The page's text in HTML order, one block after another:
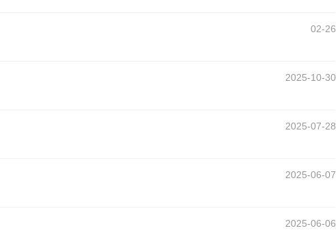
02-26
2025-10-30
2025-07-28
2025-06-07
2025-06-06